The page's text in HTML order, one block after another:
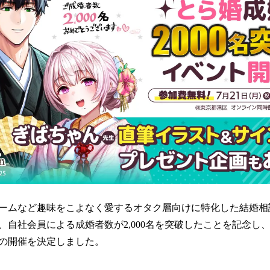
読
み
込
み
中
で
す
など趣味をこよなく愛するオタク層向けに特化した結婚相
自社会員による成婚者数が2,000名を突破したことを記念し
開催を決定しました。